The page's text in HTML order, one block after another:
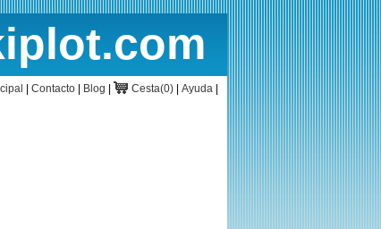
Contacto Blog CestaCesta(0) Ayuda